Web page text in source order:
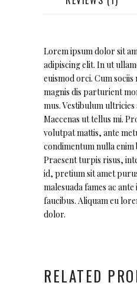
Lorem ipsum dolor sit
adipiscing elit. In ut
euismod orci. Cum
magnis dis parturient
mus. Vestibulum
Maecenas ut tellus mi.
volutpat mattis, ante
condimentum nulla enim
Praesent turpis risus,
id, pretium sit amet
malesuada fames ac
faucibus. Aliquam eu
dolor.
RELATED